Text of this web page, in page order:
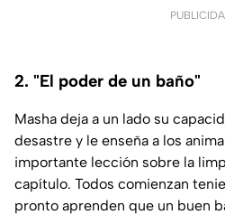
2. "El poder de un baño"
Masha deja a un lado su
desastre y le enseña a los
importante lección sobre la
capítulo. Todos comienzan
pronto aprenden que un buen